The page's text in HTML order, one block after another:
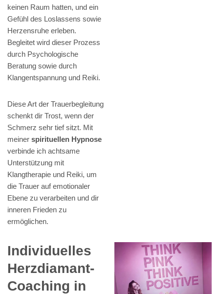
keinen Raum hatten, und ein
Gefühl des Loslassens sowie
Herzensruhe erleben.
Begleitet wird dieser Prozess
durch Psychologische
Beratung sowie durch
Klangentspannung und Reiki.
Diese Art der Trauerbegleitung
schenkt dir Trost, wenn der
Schmerz sehr tief sitzt. Mit
meiner spirituellen Hypnose
verbinde ich achtsame
Unterstützung mit
Klangtherapie und Reiki, um
die Trauer auf emotionaler
Ebene zu verarbeiten und dir
inneren Frieden zu
ermöglichen.
Individuelles
Herzdiamant-
Coaching in